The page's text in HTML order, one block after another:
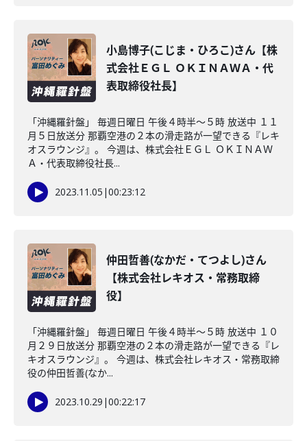
小島博子(こじま・ひろこ)さん【株
式会社ＥＧＬ ＯＫＩＮＡＷＡ・代
表取締役社長】
「沖縄羅針盤」 毎週日曜日 午後４時半～５時 放送中 １１
月５日放送分 那覇空港の２本の滑走路が一望できる『レキ
オスラウンジ』。 今週は、株式会社ＥＧＬ ＯＫＩＮＡＷ
Ａ・代表取締役社長...
2023.11.05 |00:23:12
仲田哲善(なかだ・てつよし)さん
【株式会社レキオス・常務取締
役】
「沖縄羅針盤」 毎週日曜日 午後４時半～５時 放送中 １０
月２９日放送分 那覇空港の２本の滑走路が一望できる『レ
キオスラウンジ』。 今週は、株式会社レキオス・常務取締
役の仲田哲善(なか...
2023.10.29 |00:22:17